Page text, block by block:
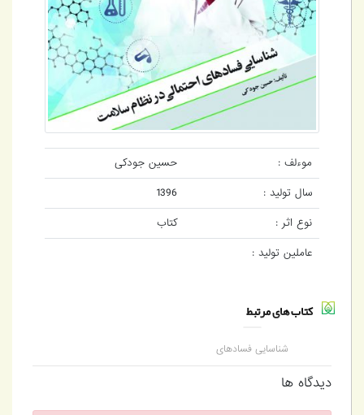
موءلف :
حسین جودکی
سال تولید :
1396
نوع اثر :
کتاب
عاملین تولید :
کتاب های مرتبط
شناسایی فسادهای
احتمالی در نظام سلامت
دیدگاه ها